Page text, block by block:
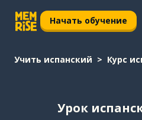
Начать обучение
Учить испанский Курс
Урок